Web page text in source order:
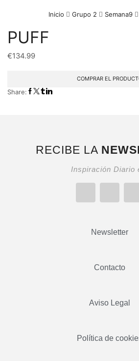
Inicio Grupo 2 Semana9
PUFF
€134.99
COMPRAR EL
Share:
RECIBE LA
Inspiración Diario
Newsletter
Contacto
Aviso Legal
Política de